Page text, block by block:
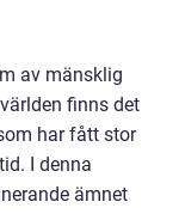
av mänsklig
finns det
har fått stor
I denna
ämnet